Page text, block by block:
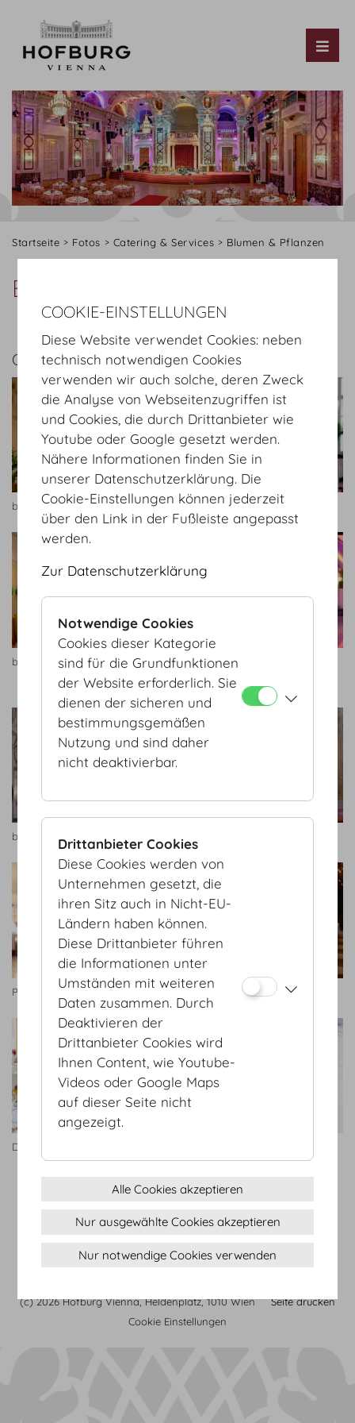
Startseite Fotos Catering & Services Blumen & Pflanzen
Blumen & Pflanzen
GALERIE
blumenkultur Doll's Blumen
blumenkultur
Plantical, Von Feichtinger
Blumen
blumenkultur
Plantical Doll's Blumen
Doll's Blumen
AGB
Impressum
(c) 2026 Hofburg Vienna, Heldenplatz, 1010 Wien
Seite drucken
Cookie Einstellungen
COOKIE-EINSTELLUNGEN
Diese Website verwendet Cookies: neben
technisch notwendigen Cookies
verwenden wir auch solche, deren Zweck
die Analyse von Webseitenzugriffen ist
und Cookies, die durch Drittanbieter wie
Youtube oder Google gesetzt werden.
Nähere Informationen finden Sie in
unserer Datenschutzerklärung. Die
Cookie-Einstellungen können jederzeit
über den Link in der Fußleiste angepasst
werden.
Zur Datenschutzerklärung
Notwendige Cookies
Cookies dieser Kategorie
sind für die Grundfunktionen
der Website erforderlich. Sie
dienen der sicheren und
bestimmungsgemäßen
Nutzung und sind daher
nicht deaktivierbar.
Drittanbieter Cookies
Diese Cookies werden von
Unternehmen gesetzt, die
ihren Sitz auch in Nicht-EU-
Ländern haben können.
Diese Drittanbieter führen
die Informationen unter
Umständen mit weiteren
Daten zusammen. Durch
Deaktivieren der
Drittanbieter Cookies wird
Ihnen Content, wie Youtube-
Videos oder Google Maps
auf dieser Seite nicht
angezeigt.
Alle Cookies akzeptieren
Nur ausgewählte Cookies akzeptieren
Nur notwendige Cookies verwenden